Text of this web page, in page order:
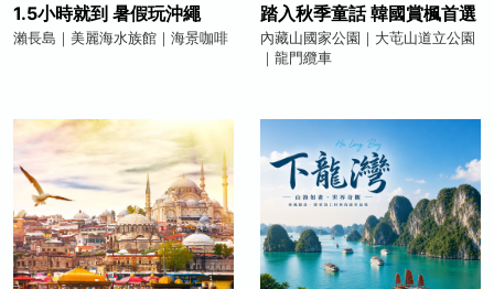
1.5小時就到 暑假玩沖繩
瀨長島｜美麗海水族館｜海景咖啡
踏入秋季童話 韓國賞楓首選
內藏山國家公園｜大芚山道立公園
｜龍門纜車